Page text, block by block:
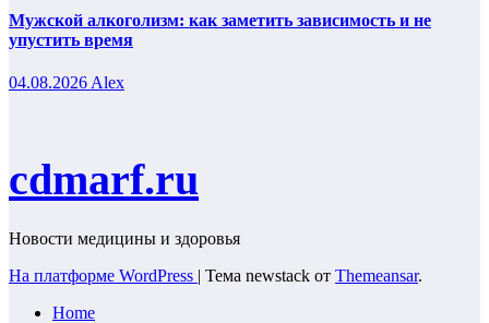
Мужской алкоголизм: как заметить зависимость и не
упустить время
04.08.2026 Alex
cdmarf.ru
Новости медицины и здоровья
На платформе WordPress | Тема newstack от Themeansar.
Home